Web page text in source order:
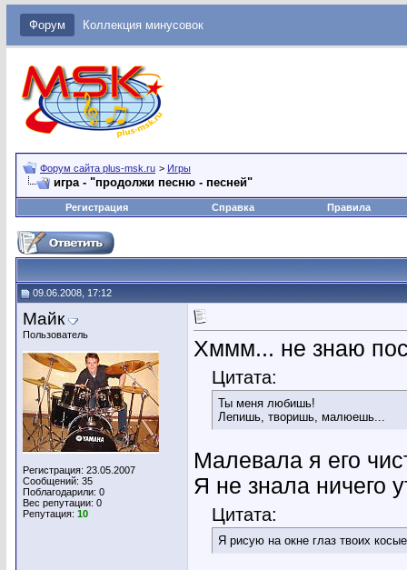
Форум Коллекция минусовок
Форум сайта plus-msk.ru > Игры
игра - "продолжи песню - песней"
Регистрация Справка Правила
09.06.2008, 17:12
Майк
Пользователь
Регистрация: 23.05.2007
Сообщений: 35
Поблагодарили: 0
Вес репутации: 0
Репутация: 10
Хммм... не знаю
Цитата:
Ты меня любишь!
Лепишь, творишь, малюешь...
Малевала я его
Я не знала ничего
Цитата:
Я рисую на окне глаз твоих